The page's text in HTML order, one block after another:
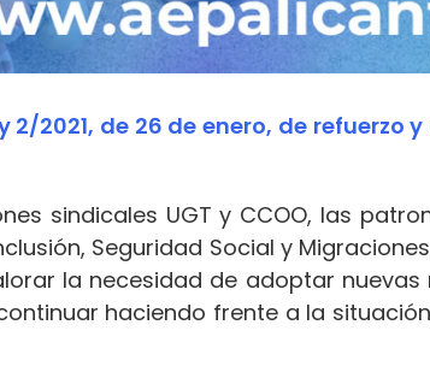
2/2021, de 26 de enero, de
sindicales UGT y CCOO, las
Seguridad Social y
la necesidad de adoptar
haciendo frente a la